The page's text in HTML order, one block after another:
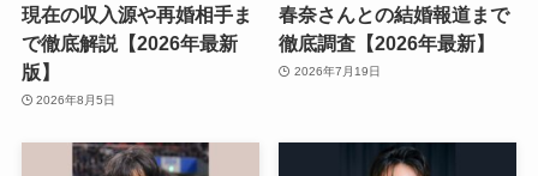
現在の収入源や再婚相手ま
で徹底解説【2026年最新
版】
2026年8月5日
春奈さんとの結婚報道まで
徹底調査【2026年最新】
2026年7月19日